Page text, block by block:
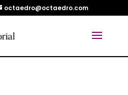
octaedro@octaedro.com